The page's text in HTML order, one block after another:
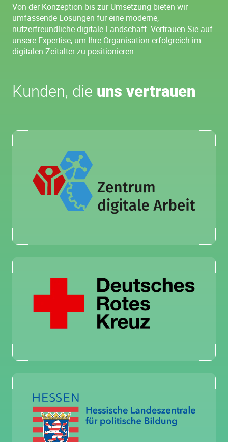
Von der Konzeption bis zur Umsetzung bieten wir
umfassende Lösungen für eine moderne,
nutzerfreundliche digitale Landschaft. Vertrauen Sie auf
unsere Expertise, um Ihre Organisation erfolgreich im
digitalen Zeitalter zu positionieren.
Kunden, die uns vertrauen